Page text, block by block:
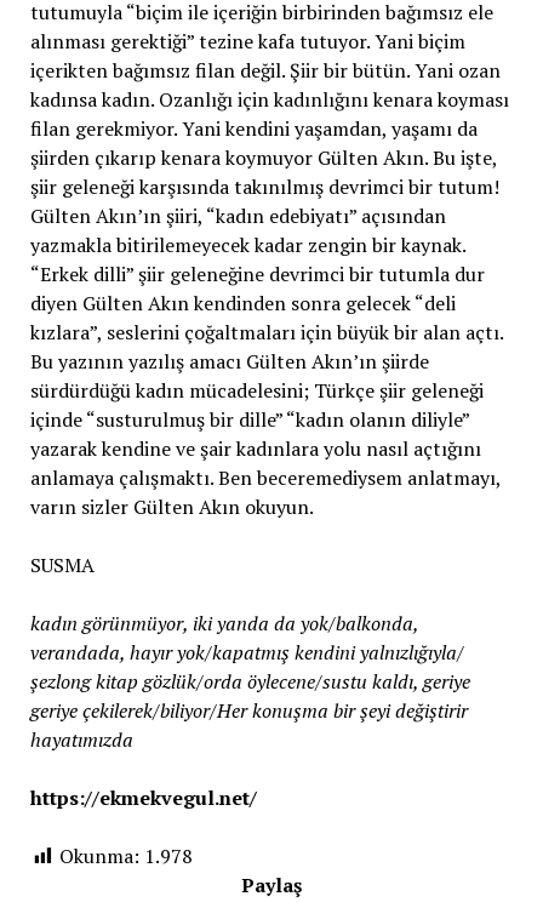
tutumuyla “biçim ile içeriğin birbirinden bağımsız ele
alınması gerektiği” tezine kafa tutuyor. Yani biçim
içerikten bağımsız filan değil. Şiir bir bütün. Yani ozan
kadınsa kadın. Ozanlığı için kadınlığını kenara koyması
filan gerekmiyor. Yani kendini yaşamdan, yaşamı da
şiirden çıkarıp kenara koymuyor Gülten Akın. Bu işte,
şiir geleneği karşısında takınılmış devrimci bir tutum!
Gülten Akın’ın şiiri, “kadın edebiyatı” açısından
yazmakla bitirilemeyecek kadar zengin bir kaynak.
“Erkek dilli” şiir geleneğine devrimci bir tutumla dur
diyen Gülten Akın kendinden sonra gelecek “deli
kızlara”, seslerini çoğaltmaları için büyük bir alan açtı.
Bu yazının yazılış amacı Gülten Akın’ın şiirde
sürdürdüğü kadın mücadelesini; Türkçe şiir geleneği
içinde “susturulmuş bir dille” “kadın olanın diliyle”
yazarak kendine ve şair kadınlara yolu nasıl açtığını
anlamaya çalışmaktı. Ben beceremediysem anlatmayı,
varın sizler Gülten Akın okuyun.
SUSMA
kadın görünmüyor, iki yanda da yok/balkonda,
verandada, hayır yok/kapatmış kendini yalnızlığıyla/
şezlong kitap gözlük/orda öylecene/sustu kaldı, geriye
geriye çekilerek/biliyor/Her konuşma bir şeyi değiştirir
hayatımızda
https://ekmekvegul.net/
Okunma: 1.978
Paylaş